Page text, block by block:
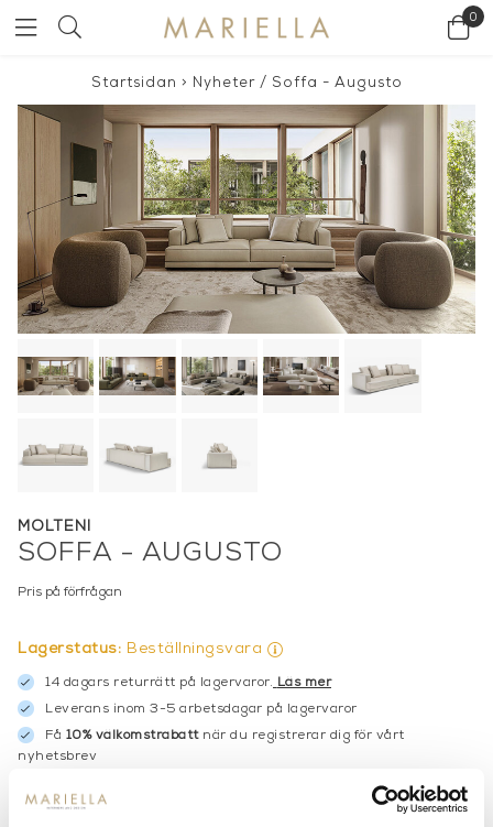
0
Startsidan > Nyheter/ Soffa - Augusto
MOLTENI
SOFFA - AUGUSTO
Pris på förfrågan
Lagerstatus: Beställningsvara
14 dagars returrätt på lagervaror. Läs mer
Leverans inom 3-5 arbetsdagar på lagervaror
Få 10% välkomstrabattnär du registrerar dig för vårt
nyhetsbrev
900:- i frakt vid köp av större möbler